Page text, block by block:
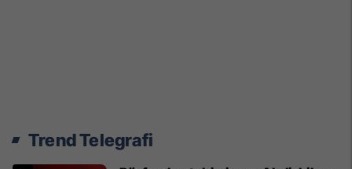
Trend Telegrafi